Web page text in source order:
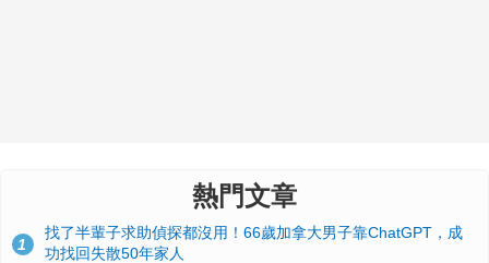
熱門文章
1
找了半輩子求助偵探都沒用！66歲加拿大男子靠ChatGPT，成
功找回失散50年家人